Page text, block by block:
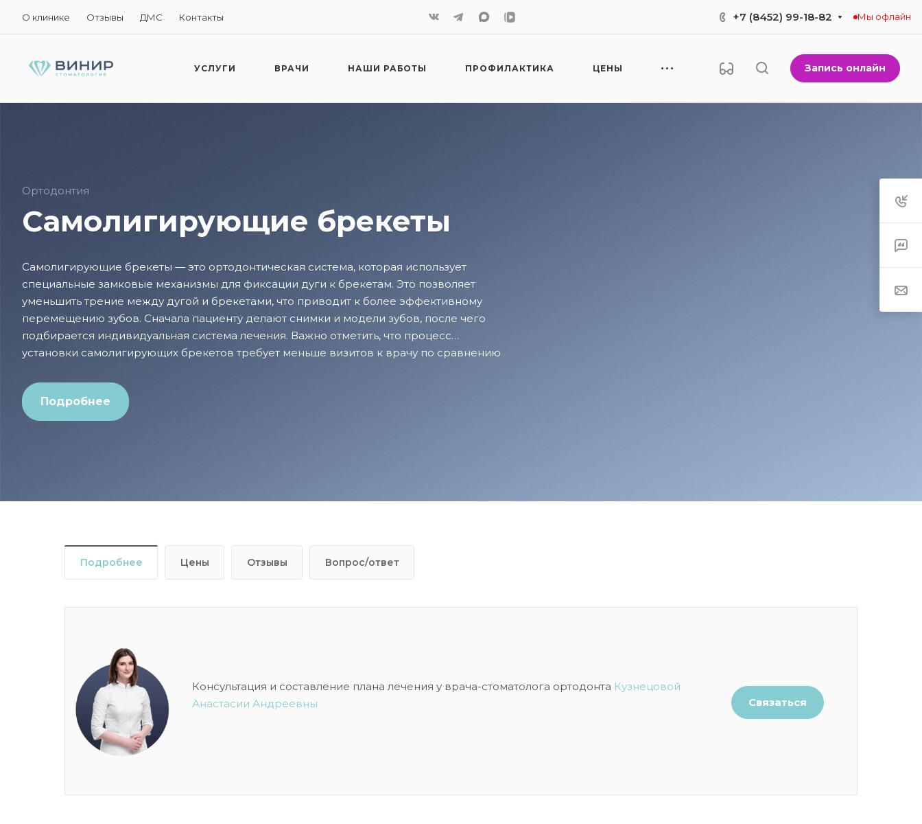
О клинике Отзывы ДМС Контакты +7 (8452) 99-18-82 Мы офлайн
УСЛУГИ ВРАЧИ НАШИ РАБОТЫ ПРОФИЛАКТИКА ЦЕНЫ Запись онлайн
Ортодонтия
Самолигирующие брекеты
Самолигирующие брекеты — это ортодонтическая система, которая использует
специальные замковые механизмы для фиксации дуги к брекетам. Это позволяет
уменьшить трение между дугой и брекетами, что приводит к более эффективному
перемещению зубов. Сначала пациенту делают снимки и модели зубов, после чего
подбирается индивидуальная система лечения. Важно отметить, что процесс
установки самолигирующих брекетов требует меньше визитов к врачу по сравнению
Подробнее
Подробнее Цены Отзывы Вопрос/ответ
Консультация и составление плана лечения у врача-стоматолога ортодонта Кузнецовой
Анастасии Андреевны
Связаться